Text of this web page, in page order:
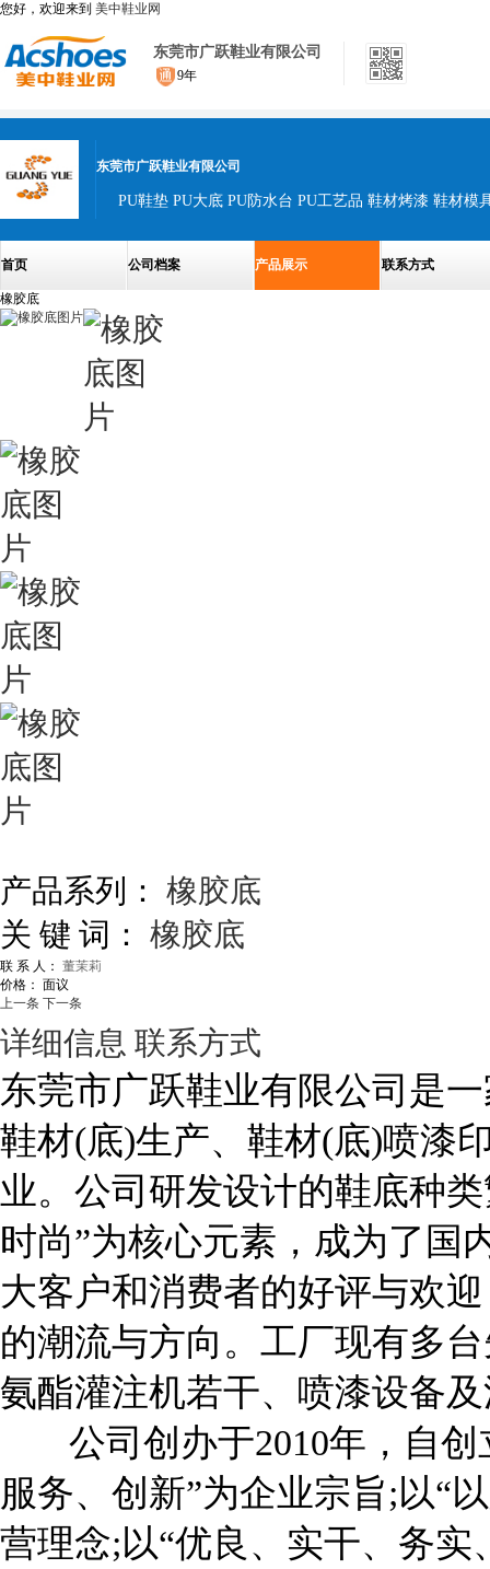
您好，欢迎来到 美中鞋业网
东莞市广跃鞋业有限公司
9年
东莞市广跃鞋业有限公司
PU鞋垫 PU大底 PU防水台 PU工艺品 鞋材烤漆 鞋材模
首页 公司档案 产品展示 联系方式
橡胶底
产品系列： 橡胶底
关 键 词： 橡胶底
联 系 人： 董茉莉
价格： 面议
上一条 下一条
详细信息 联系方式
东莞市广跃鞋业有限公司是
鞋材(底)生产、鞋材(底)喷漆
业。公司研发设计的鞋底种
时尚”为核心元素，成为了国
大客户和消费者的好评与欢
的潮流与方向。工厂现有多
氨酯灌注机若干、喷漆设备
公司创办于2010年，自创
服务、创新”为企业宗旨;以“
营理念;以“优良、实干、务